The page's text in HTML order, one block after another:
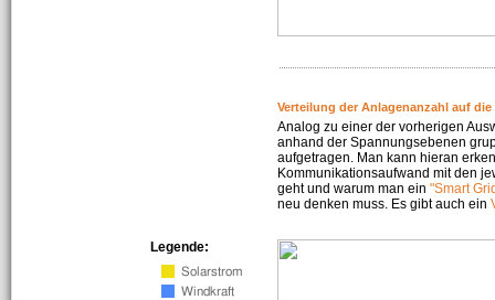
Verteilung der Anlagenanzahl auf die
Analog zu einer der vorherigen
anhand der Spannungsebenen
aufgetragen. Man kann hieran
Kommunikationsaufwand mit den
geht und warum man ein "Smart
neu denken muss. Es gibt auch ein
Legende: